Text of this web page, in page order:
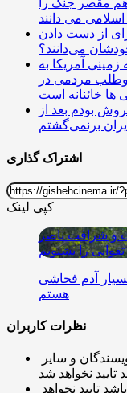
مقصر جنگ را
می دانند
از دست دادن
می‌دانند؟
آمریکا به
مردمی در
ها خائنانه است
بودم بعد از
برنمی‌گشتم
اشتراک گذاری
کپی لینک
و شرافت ناصر
تقوایی را بشنویم
آدم فحاشی
هستم
نظرات کاربران